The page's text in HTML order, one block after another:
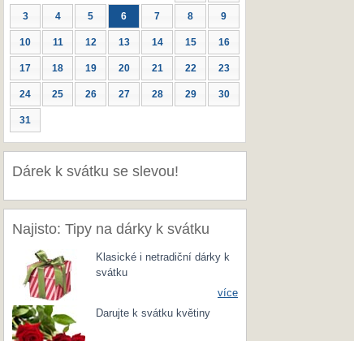
3 4 5 6 7 8 9
10 11 12 13 14 15 16
17 18 19 20 21 22 23
24 25 26 27 28 29 30
31
Dárek k svátku se slevou!
Najisto: Tipy na dárky k svátku
Klasické i netradiční dárky k
svátku
více
Darujte k svátku květiny